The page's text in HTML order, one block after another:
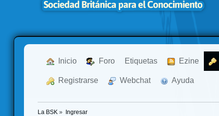
Inicio Foro Etiquetas Ezine
Registrarse Webchat Ayuda
La BSK » Ingresar